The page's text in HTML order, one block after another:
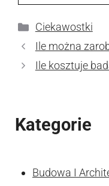
Kategorie
Ciekawostki
Ile można
Ile kosztuje
Kategorie
Budowa I